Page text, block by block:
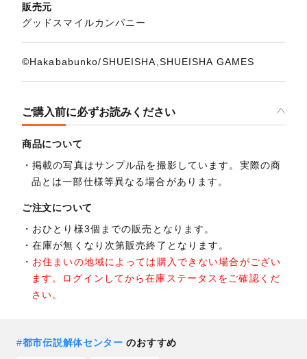
販売元
グッドスマイルカンパニー
©︎Hakababunko/SHUEISHA,SHUEISHA GAMES
ご購入前に必ずお読みください
商品について
掲載の写真はサンプル品を撮影しています。実際の商
品とは一部仕様等異なる場合があります。
ご注文について
おひとり様3個までの販売となります。
在庫が無くなり次第販売終了となります。
お住まいの地域によっては購入できない場合がござい
ます。ログインしてから在庫ステータスをご確認くだ
さい。
#都市伝説解体センター のおすすめ